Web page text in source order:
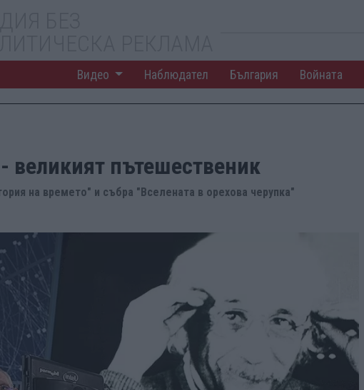
Видео Наблюдател България Войната
великият пътешественик
на времето" и събра "Вселената в орехова черупка"